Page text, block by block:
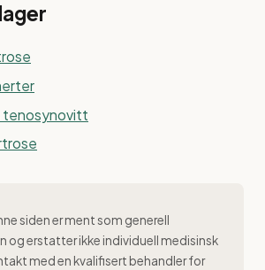
tenosynovitt
siden er ment som generell
og erstatter ikke individuell medisinsk
med en kvalifisert behandler for